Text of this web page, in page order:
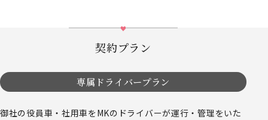
契約プラン
専属ドライバープラン
御社の役員車・社用車をMKのドライバーが運行・管理をいた